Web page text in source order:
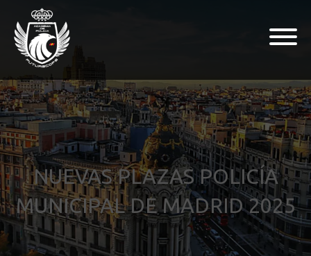
NUEVAS PLAZAS POLICÍA
MUNICIPAL DE MADRID 2025